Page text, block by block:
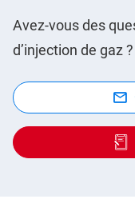
Avez-vous des
d’injection de gaz ?